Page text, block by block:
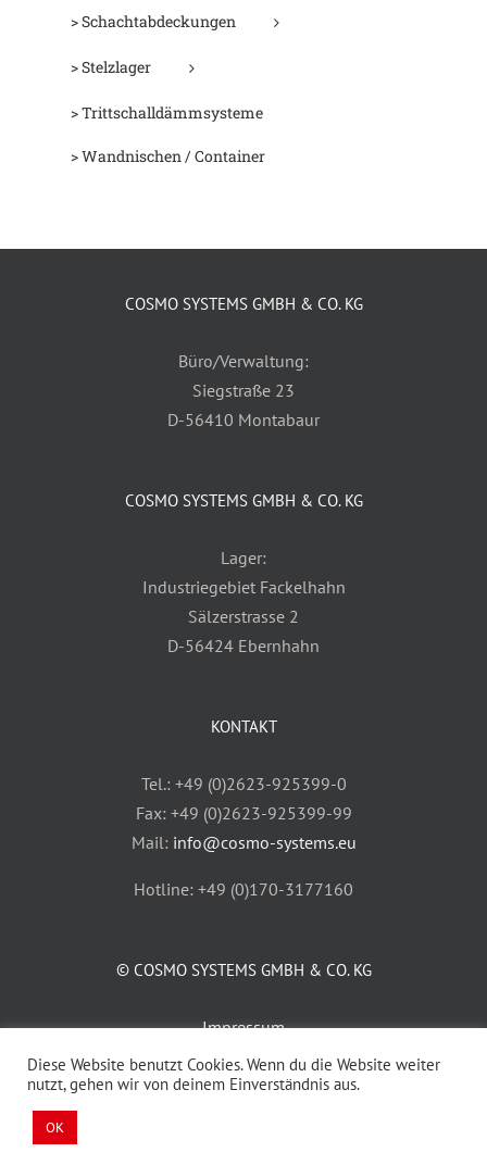
> Schachtabdeckungen
> Stelzlager
> Trittschalldämmsysteme
> Wandnischen / Container
COSMO SYSTEMS GMBH & CO. KG
Büro/Verwaltung:
Siegstraße 23
D-56410 Montabaur
COSMO SYSTEMS GMBH & CO. KG
Lager:
Industriegebiet Fackelhahn
Sälzerstrasse 2
D-56424 Ebernhahn
KONTAKT
Tel.: +49 (0)2623-925399-0
Fax: +49 (0)2623-925399-99
Mail: info@cosmo-systems.eu
Hotline: +49 (0)170-3177160
© COSMO SYSTEMS GMBH & CO. KG
Impressum
AGB
Datenschutz
Diese Website benutzt Cookies. Wenn du die Website weiter
nutzt, gehen wir von deinem Einverständnis aus.
OK